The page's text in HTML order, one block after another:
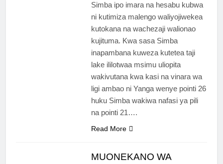
Simba ipo imara na hesabu kubwa
ni kutimiza malengo waliyojiwekea
kutokana na wachezaji walionao
kujituma. Kwa sasa Simba
inapambana kuweza kutetea taji
lake ililotwaa msimu uliopita
wakivutana kwa kasi na vinara wa
ligi ambao ni Yanga wenye pointi 26
huku Simba wakiwa nafasi ya pili
na pointi 21….
Read More
MUONEKANO WA